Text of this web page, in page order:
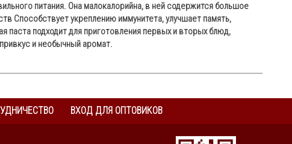
питания. Она малокалорийна, в ней содержится большое
Способствует укреплению иммунитета, улучшает память,
паста подходит для приготовления первых и вторых блюд,
и необычный аромат.
ВХОД ДЛЯ ОПТОВИКОВ